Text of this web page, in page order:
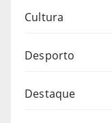
Cultura
Desporto
Destaque